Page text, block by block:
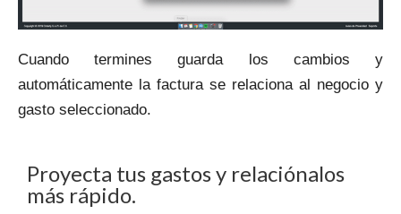
Cuando termines guarda los cambios y
automáticamente la factura se relaciona al negocio y
gasto seleccionado.
Proyecta tus gastos y relaciónalos
más rápido.